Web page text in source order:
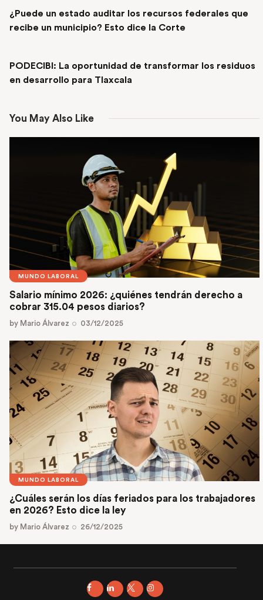
¿Puede un estado auditar los recursos federales que
recibe un municipio? Esto dice la Corte
PODECIBI: La oportunidad de transformar los residuos
en desarrollo para Tlaxcala
You May Also Like
MUNDO LABORAL
Salario mínimo 2026: ¿quiénes tendrán derecho a
cobrar 315.04 pesos diarios?
by Mario Álvarez 03/12/2025
MUNDO LABORAL
¿Cuáles serán los días feriados para los trabajadores
en 2026? Esto dice la ley
by Mario Álvarez 26/12/2025